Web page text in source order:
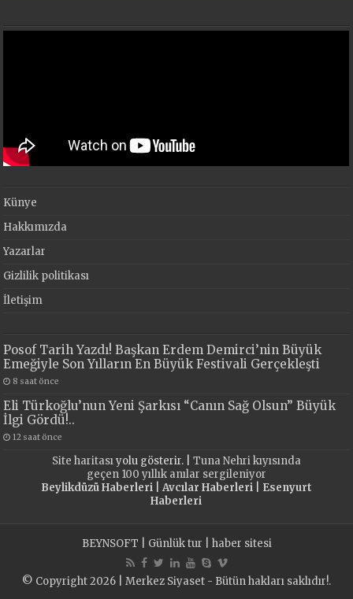
Künye
Hakkımızda
Yazarlar
Gizlilik politikası
İletişim
Posof Tarih Yazdı! Başkan Erdem Demirci’nin Büyük
Emeğiyle Son Yılların En Büyük Festivali Gerçekleşti
8 saat önce
Eli Türkoğlu’nun Yeni Şarkısı “Canın Sağ Olsun” Büyük
İlgi Gördü!..
12 saat önce
Site haritasıyolu gösterir. | Tuna Nehri kıyısında
geçen 100 yıllık anılar sergileniyor
Beylikdüzü Haberleri| Avcılar Haberleri| Esenyurt
Haberleri
BEYNSOFT Günlük tur haber sitesi
© Copyright 2026 | Merkez Siyaset - Bütün hakları saklıdır!.